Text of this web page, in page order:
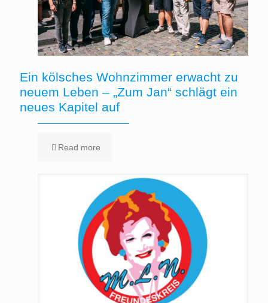
Ein kölsches Wohnzimmer erwacht zu
neuem Leben – „Zum Jan“ schlägt ein
neues Kapitel auf
Read more